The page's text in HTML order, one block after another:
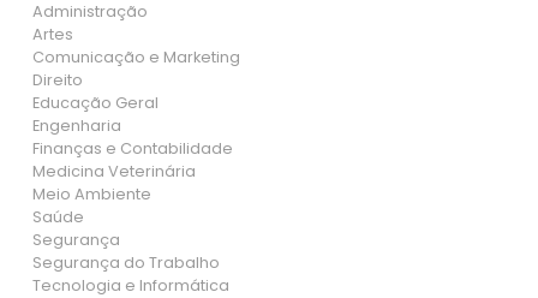
Administração
Artes
Comunicação e Marketing
Direito
Educação Geral
Engenharia
Finanças e Contabilidade
Medicina Veterinária
Meio Ambiente
Saúde
Segurança
Segurança do Trabalho
Tecnologia e Informática